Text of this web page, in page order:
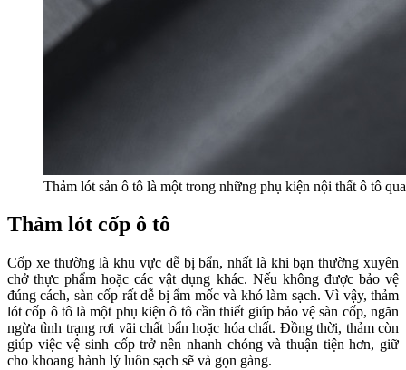
Thảm lót sản ô tô là một trong những phụ kiện nội thất ô tô
Thảm lót cốp ô tô
Cốp xe thường là khu vực dễ bị bẩn, nhất là khi bạn thường xuyên
chở thực phẩm hoặc các vật dụng khác. Nếu không được bảo vệ
đúng cách, sàn cốp rất dễ bị ẩm mốc và khó làm sạch. Vì vậy, thảm
lót cốp ô tô là một phụ kiện ô tô cần thiết giúp bảo vệ sàn cốp, ngăn
ngừa tình trạng rơi vãi chất bẩn hoặc hóa chất. Đồng thời, thảm còn
giúp việc vệ sinh cốp trở nên nhanh chóng và thuận tiện hơn, giữ
cho khoang hành lý luôn sạch sẽ và gọn gàng.